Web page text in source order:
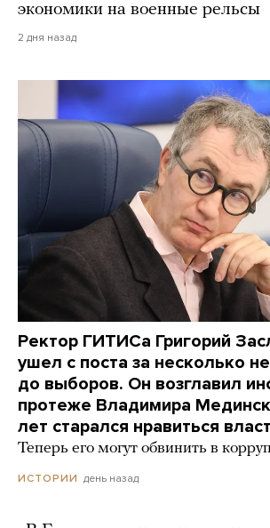
экономики на военные рельсы
2 дня назад
Ректор ГИТИСа Григорий
ушел с поста за несколько
до выборов. Он возглавил
протеже Владимира
лет старался нравиться
Теперь его могут обвинить в
ИСТОРИИ день назад